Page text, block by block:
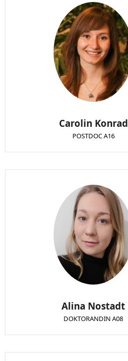
Carolin Konrad
POSTDOC A16
Alina Nostadt
DOKTORANDIN A08